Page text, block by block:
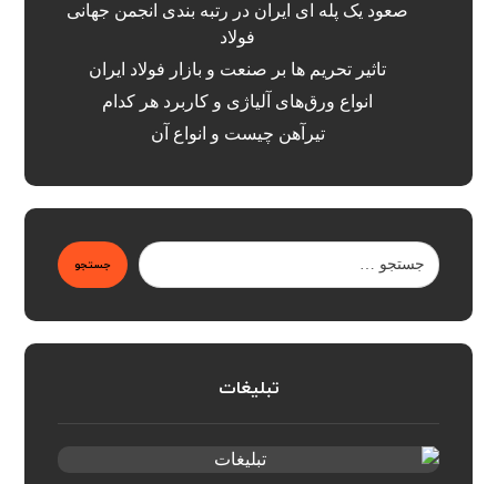
صعود یک پله ای ایران در رتبه بندی انجمن جهانی
فولاد
تاثیر تحریم ها بر صنعت و بازار فولاد ایران
انواع ورق‌های آلیاژی و کاربرد هر کدام
تیرآهن چیست و انواع آن
جستجو
تبلیغات